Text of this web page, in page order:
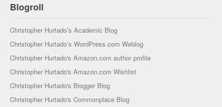
Blogroll
Christopher Hurtado’s Academic Blog
Christopher Hurtado’s WordPress.com Weblog
Christopher Hurtado's Amazon.com author profile
Christopher Hurtado's Amazon.com Wishlist
Christopher Hurtado's Blogger Blog
Christopher Hurtado's Commonplace Blog